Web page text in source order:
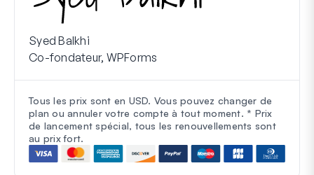
Syed Balkhi
Co-fondateur, WPForms
Tous les prix sont en USD. Vous pouvez changer de
plan ou annuler votre compte à tout moment. * Prix
de lancement spécial, tous les renouvellements sont
au prix fort.